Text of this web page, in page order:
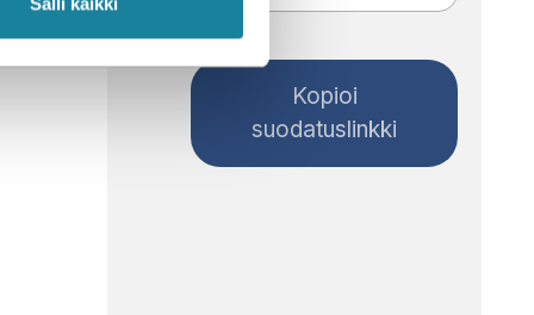
Kopioi
suodatuslinkki